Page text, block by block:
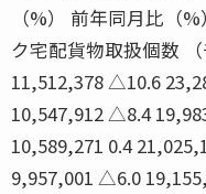
（%） 前年同月比（
ク宅配貨物取扱個数
11,512,378 △10.6
10,547,912 △8.4
10,589,271 0.4
9,957,001 △6.0